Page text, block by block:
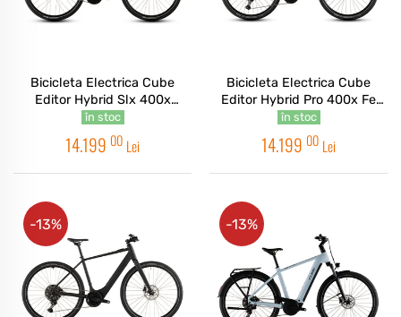
Bicicleta Electrica Cube
Editor Hybrid Slx 400x
Reedbeige Chrome 2026
în stoc
14.199 00 Lei
Bicicleta Electrica Cube
Editor Hybrid Pro 400x Fe
Coal Prism 2026
în stoc
14.199 00 Lei
-13% -13%